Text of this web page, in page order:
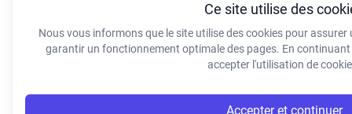
Ce site utilise des
Nous vous informons que le site utilise des cookies pour
garantir un fonctionnement optimale des pages. En continuant
accepter l'utilisation de
Accepter et continuer